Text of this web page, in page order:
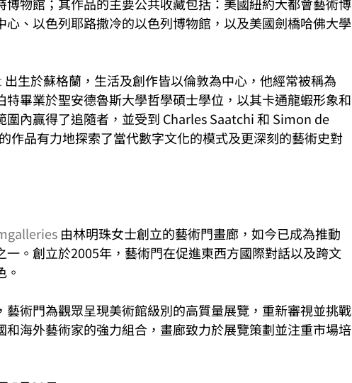
、以色列耶路撒冷的以色列博物館，以及美國劍橋哈佛大學
出生於蘇格蘭，生活及創作皆以倫敦為中心，他經常被稱為
特畢業於聖安德魯斯大學哲學碩士學位，以其卡通龍蝦形象和
圍內贏得了追隨者，並受到 Charles Saatchi 和 Simon de
作品有力地探索了當代數字文化的模式及更深刻的藝術史對
由林明珠⼥⼠創⽴的藝術⾨畫廊，如今已成為推動
⼀。創⽴於2005年，藝術⾨在促進東⻄⽅國際對話以及跨⽂
術⾨為觀眾呈現美術館級別的⾼質量展覽，重新審視並挑戰
和海外藝術家的強⼒組合，畫廊致⼒於展覽策劃並注重市場培